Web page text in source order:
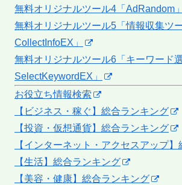
無料オリジナルツール4「AdRandom」
無料オリジナルツール5「情報収集ツ
CollectInfoEX」
無料オリジナルツール6「キーワード
SelectKeywordEX」
お役立ち情報検索
【ビジネス・稼ぐ】総合ランキング
【投資・仮想通貨】総合ランキング
【インターネット・アクセスアップ
【生活】総合ランキング
【美容・健康】総合ランキング